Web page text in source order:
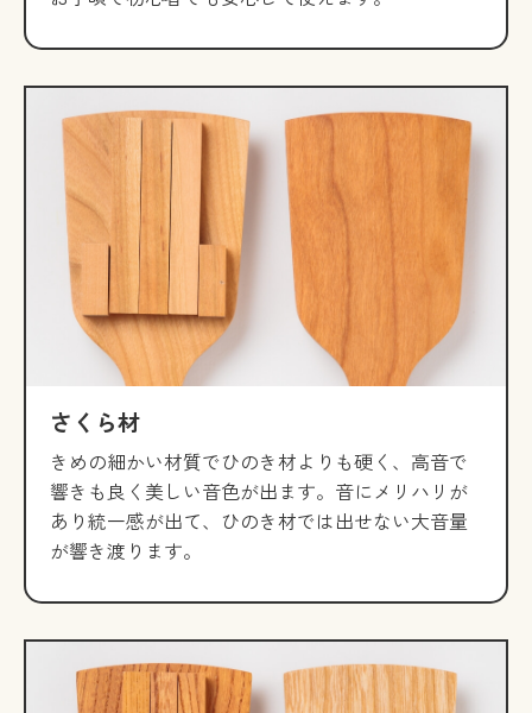
さくら材
きめの細かい材質でひのき材よりも硬く、高音で
響きも良く美しい音色が出ます。音にメリハリが
あり統一感が出て、ひのき材では出せない大音量
が響き渡ります。